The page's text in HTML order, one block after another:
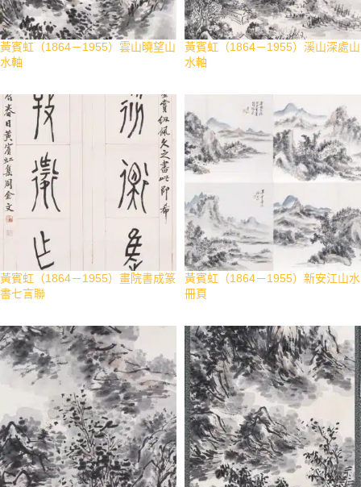
黃賓虹（1864－1955）雲山曉望山
水軸
黃賓虹（1864－1955）溪山深處山
水軸
黃賓虹（1864－1955）畫院書成篆
書七言聯
黃賓虹（1864－1955）新安江山水
冊頁